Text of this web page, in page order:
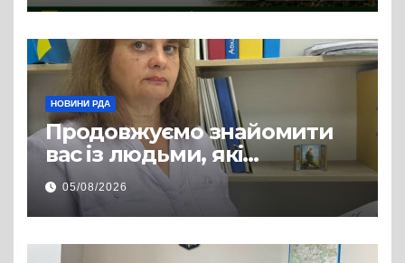
НОВИНИ РДА
Продовжуємо знайомити
вас із людьми, які
допомагають нашим
захисникам і захисницям
повертатися до цивільного
життя
05/08/2026